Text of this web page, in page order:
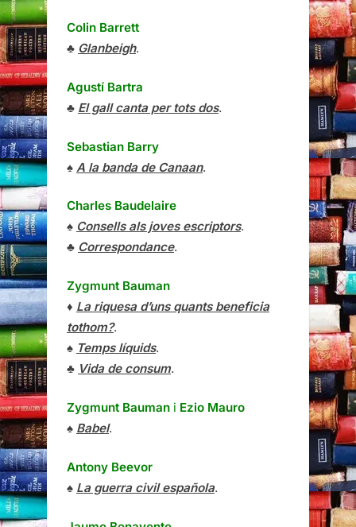
Colin Barrett
♣ Glanbeigh.
Agustí Bartra
♣ El gall canta per tots dos.
Sebastian Barry
♠ A la banda de Canaan.
Charles Baudelaire
♠ Consells als joves escriptors.
♣ Correspondance.
Zygmunt Bauman
♦ La riquesa d’uns quants beneficia
tothom?.
♠ Temps líquids.
♣ Vida de consum.
Zygmunt Bauman i Ezio Mauro
♠ Babel.
Antony Beevor
♠ La guerra civil española.